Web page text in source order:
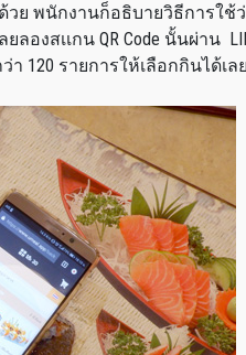
วย พนักงานก็อธิบายวิธีการใช้
องสเเกน QR Code นั้นผ่าน
120 รายการให้เลือกกินได้เล